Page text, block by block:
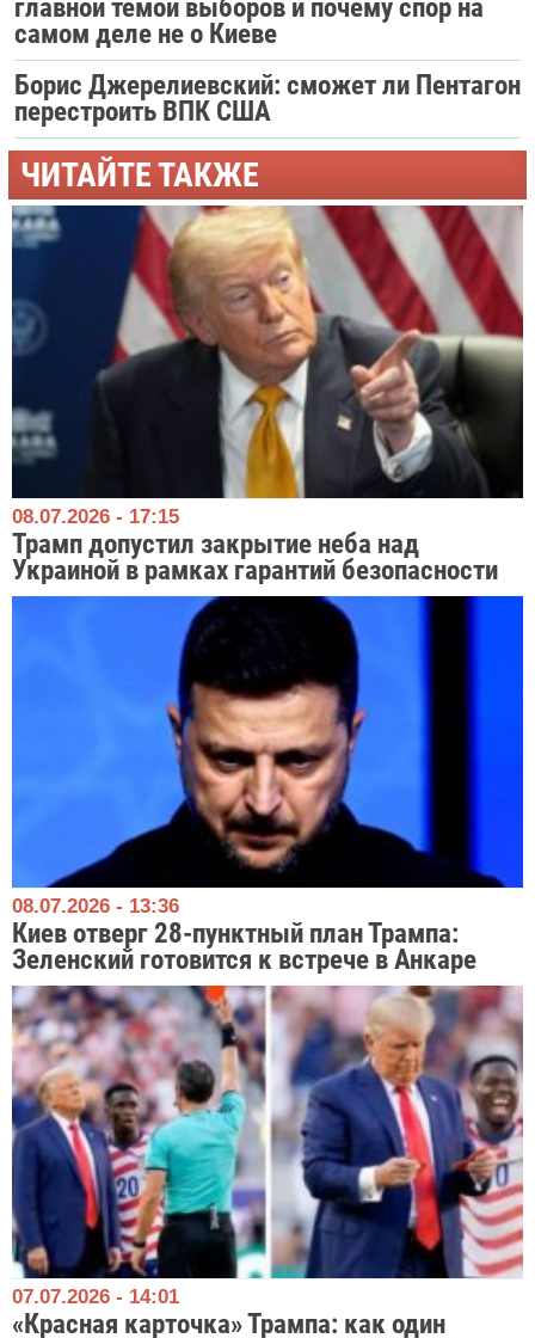
главной темой выборов и почему спор на
самом деле не о Киеве
Борис Джерелиевский: сможет ли Пентагон
перестроить ВПК США
ЧИТАЙТЕ ТАКЖЕ
08.07.2026 - 17:15
Трамп допустил закрытие неба над
Украиной в рамках гарантий безопасности
08.07.2026 - 13:36
Киев отверг 28-пунктный план Трампа:
Зеленский готовится к встрече в Анкаре
07.07.2026 - 14:01
«Красная карточка» Трампа: как один